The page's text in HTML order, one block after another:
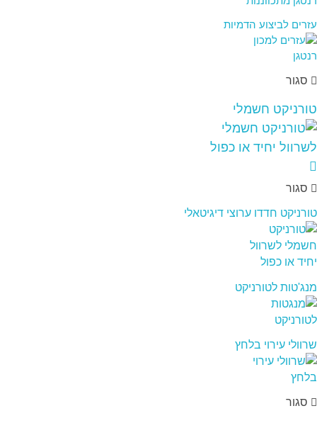
עזרים לביצוע הדמיות
סגור
טורניקט חשמלי
סגור
טורניקט חדדו ערוצי דיגיטאלי
מנג'טות לטורניקט
שרוולי עירוי בלחץ
סגור